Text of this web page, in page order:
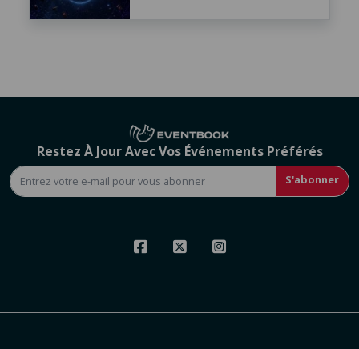
Restez À Jour Avec Vos Événements Préférés
S'abonner